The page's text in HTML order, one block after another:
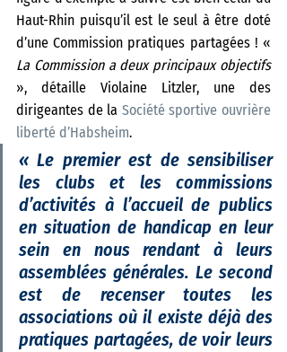
Haut-Rhin puisqu’il est le seul à être doté
d’une Commission pratiques partagées ! «
La Commission a deux principaux objectifs
», détaille Violaine Litzler, une des
dirigeantes de la Société sportive ouvrière
liberté d’Habsheim.
« Le premier est de sensibiliser
les clubs et les commissions
d’activités à l’accueil de publics
en situation de handicap en leur
sein en nous rendant à leurs
assemblées générales. Le second
est de recenser toutes les
associations où il existe déjà des
pratiques partagées, de voir leurs